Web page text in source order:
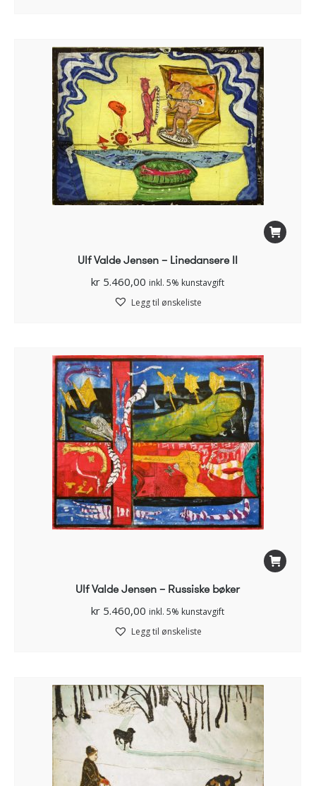
Ulf Valde Jensen – Linedansere II
kr 5.460,00 inkl. 5% kunstavgift
Legg til ønskeliste
Ulf Valde Jensen – Russiske bøker
kr 5.460,00 inkl. 5% kunstavgift
Legg til ønskeliste